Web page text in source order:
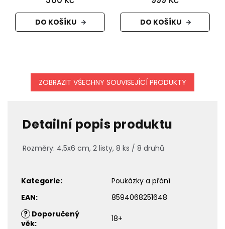
DO KOŠÍKU DO KOŠÍKU
ZOBRAZIT VŠECHNY SOUVISEJÍCÍ PRODUKTY
Detailní popis produktu
Rozměry: 4,5x6 cm, 2 listy, 8 ks / 8 druhů
Kategorie:
Poukázky a přání
EAN:
8594068251648
? Doporučený
věk: 18+